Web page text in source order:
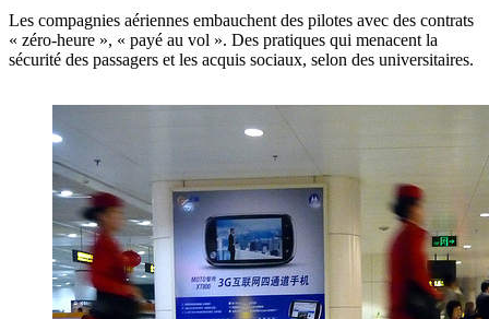
Les compagnies aériennes embauchent des pilotes avec des contrats
« zéro-heure », « payé au vol ». Des pratiques qui menacent la
sécurité des passagers et les acquis sociaux, selon des universitaires.